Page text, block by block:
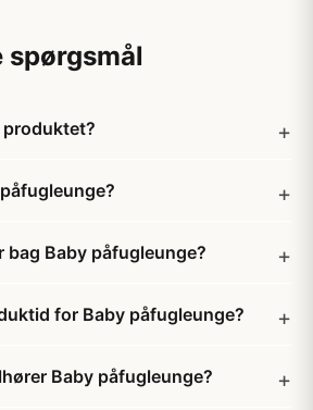
spørgsmål
produktet?
Baby påfugleunge?
for Baby påfugleunge?
Baby påfugleunge?